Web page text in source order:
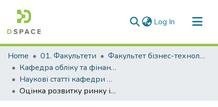
Log In (current)
Communities & Collections
All of DSpace
Statistics
Home 01. Факультети
Факультет бізнес-технологій та економіки
Кафедра обліку та фінансів (Кафедра О та Ф)
Наукові статті кафедри О та Ф
Оцінка розвитку ринку інноваційних фінансових технологій